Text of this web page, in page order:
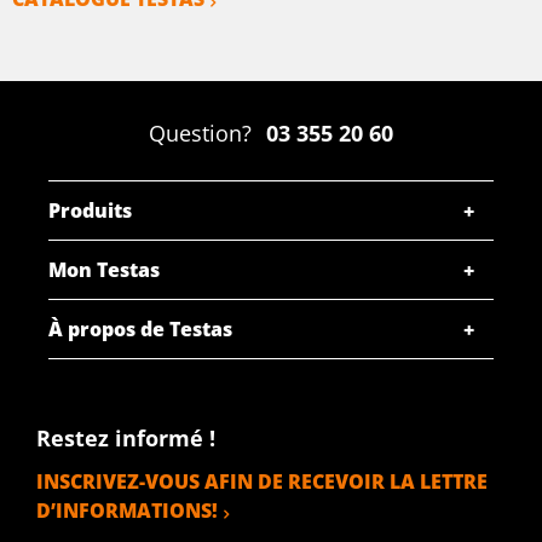
N° d'article
Prix brut
SÉLECTIONNER
N° d'article
Inox blanc rond 1.4057 (431) 35 ca 3 mtr ajustement
traite
Question? 03 355 20 60
Produits
Mon Testas
À propos de Testas
Restez informé !
INSCRIVEZ-VOUS AFIN DE RECEVOIR LA LETTRE
D’INFORMATIONS!